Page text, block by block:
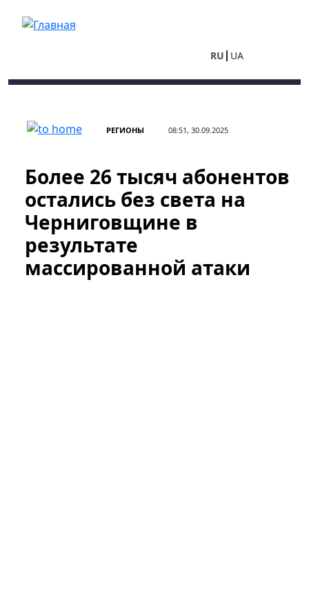
RU UA
РЕГИОНЫ 08:51, 30.09.2025
Более 26 тысяч абонентов
остались без света на
Черниговщине в
результате
массированной атаки